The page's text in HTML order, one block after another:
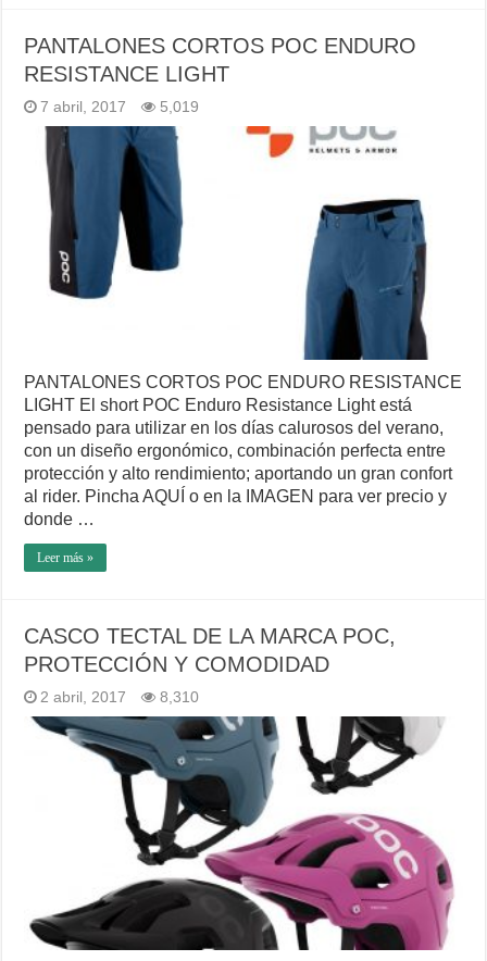
PANTALONES CORTOS POC ENDURO
RESISTANCE LIGHT
7 abril, 2017 5,019
PANTALONES CORTOS POC ENDURO RESISTANCE
LIGHT El short POC Enduro Resistance Light está
pensado para utilizar en los días calurosos del verano,
con un diseño ergonómico, combinación perfecta entre
protección y alto rendimiento; aportando un gran confort
al rider. Pincha AQUÍ o en la IMAGEN para ver precio y
donde …
Leer más »
CASCO TECTAL DE LA MARCA POC,
PROTECCIÓN Y COMODIDAD
2 abril, 2017 8,310